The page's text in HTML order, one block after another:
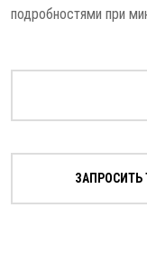
подробностями при
ЗАПРОСИТЬ